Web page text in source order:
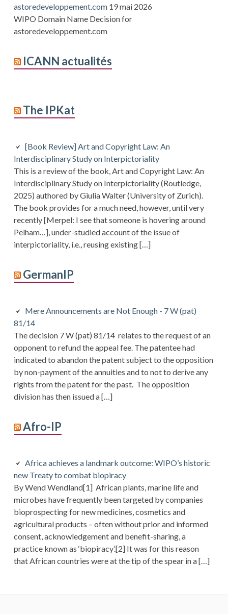
astoredeveloppement.com 19 mai 2026
WIPO Domain Name Decision for
astoredeveloppement.com
ICANN actualités
The IPKat
[Book Review] Art and Copyright Law: An
Interdisciplinary Study on Interpictoriality
This is a review of the book, Art and Copyright Law: An
Interdisciplinary Study on Interpictoriality (Routledge,
2025) authored by Giulia Walter (University of Zurich).
The book provides for a much need, however, until very
recently [Merpel: I see that someone is hovering around
Pelham…], under-studied account of the issue of
interpictoriality, i.e., reusing existing […]
GermanIP
Mere Announcements are Not Enough - 7 W (pat)
81/14
The decision 7 W (pat) 81/14 relates to the request of an
opponent to refund the appeal fee. The patentee had
indicated to abandon the patent subject to the opposition
by non-payment of the annuities and to not to derive any
rights from the patent for the past. The opposition
division has then issued a […]
Afro-IP
Africa achieves a landmark outcome: WIPO’s historic
new Treaty to combat biopiracy
By Wend Wendland[1] African plants, marine life and
microbes have frequently been targeted by companies
bioprospecting for new medicines, cosmetics and
agricultural products – often without prior and informed
consent, acknowledgement and benefit-sharing, a
practice known as ‘biopiracy’.[2] It was for this reason
that African countries were at the tip of the spear in a […]